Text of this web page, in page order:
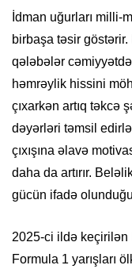
İdman uğurları milli-
birbaşa təsir
qələbələr
həmrəylik hissini
çıxarkən artıq təkcə
dəyərləri təmsil
çıxışına əlavə
daha da artırır.
gücün ifadə
2025-ci ildə keçirilən
Formula 1 yarışları